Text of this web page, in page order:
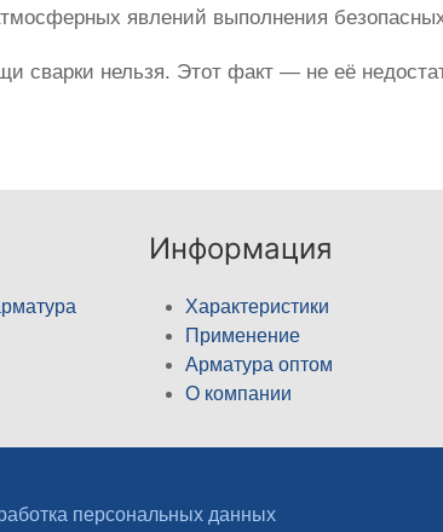
явлений выполнения
нельзя. Этот факт — не её
Информация
Характеристики
Применение
Арматура оптом
О компании
персональных данных